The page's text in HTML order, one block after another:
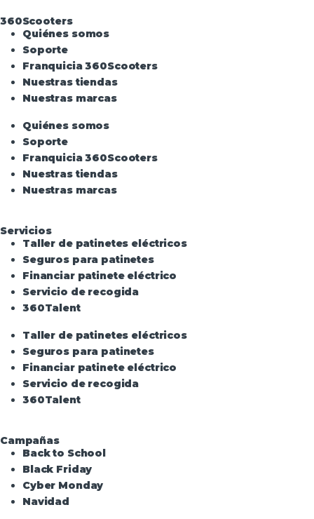
360Scooters
Quiénes somos
Soporte
Franquicia 360Scooters
Nuestras tiendas
Nuestras marcas
Quiénes somos
Soporte
Franquicia 360Scooters
Nuestras tiendas
Nuestras marcas
Servicios
Taller de patinetes eléctricos
Seguros para patinetes
Financiar patinete eléctrico
Servicio de recogida
360Talent
Taller de patinetes eléctricos
Seguros para patinetes
Financiar patinete eléctrico
Servicio de recogida
360Talent
Campañas
Back to School
Black Friday
Cyber Monday
Navidad